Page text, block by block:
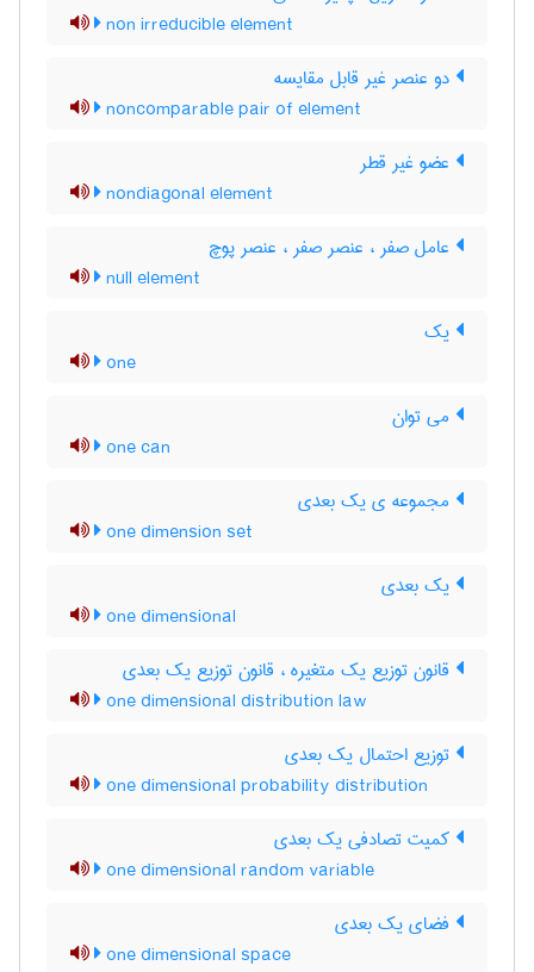
non irreducible element
دو عنصر غیر قابل مقایسه
noncomparable pair of element
عضو غیر قطر
nondiagonal element
عامل صفر ، عنصر صفر ، عنصر پوچ
null element
یک
one
می توان
one can
مجموعه ی یک بعدی
one dimension set
یک بعدی
one dimensional
قانون توزیع یک متغیره ، قانون توزیع یک بعدی
one dimensional distribution law
توزیع احتمال یک بعدی
one dimensional probability distribution
کمیت تصادفی یک بعدی
one dimensional random variable
فضای یک بعدی
one dimensional space